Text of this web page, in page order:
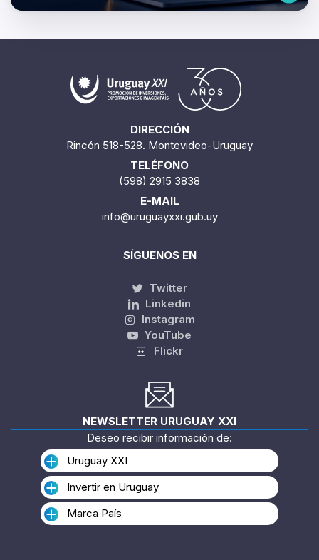
DIRECCIÓN
Rincón 518-528. Montevideo-Uruguay
TELÉFONO
(598) 2915 3838
E-MAIL
info@uruguayxxi.gub.uy
SÍGUENOS EN
Twitter
Linkedin
Instagram
YouTube
Flickr
NEWSLETTER URUGUAY XXI
Deseo recibir información de:
Uruguay XXI
Invertir en Uruguay
Marca País